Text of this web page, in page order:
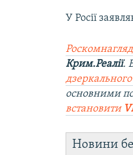
У Росії
Крим.Реалії.
основними
встановити
Новини